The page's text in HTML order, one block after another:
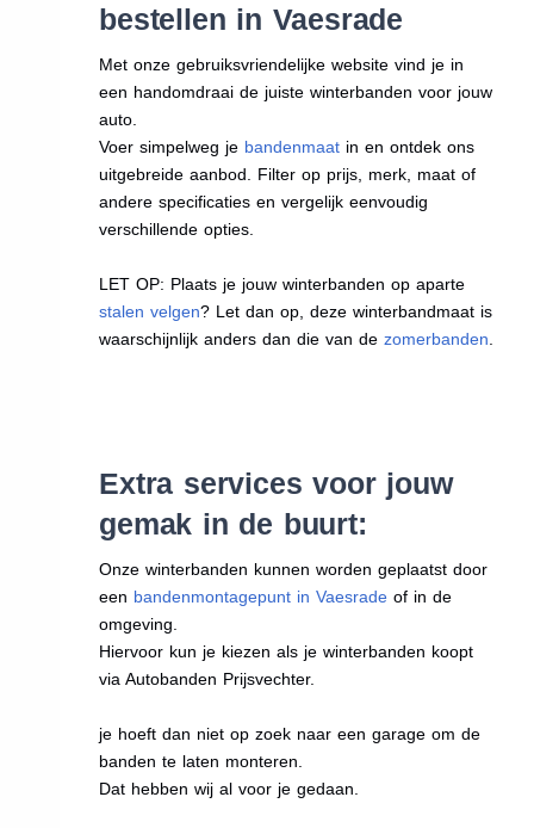
bestellen in Vaesrade
Met onze gebruiksvriendelijke website vind je in
een handomdraai de juiste winterbanden voor jouw
auto.
Voer simpelweg je bandenmaat in en ontdek ons
uitgebreide aanbod. Filter op prijs, merk, maat of
andere specificaties en vergelijk eenvoudig
verschillende opties.
LET OP: Plaats je jouw winterbanden op aparte
stalen velgen? Let dan op, deze winterbandmaat is
waarschijnlijk anders dan die van dezomerbanden
Extra services voor jouw
gemak in de buurt:
Onze winterbanden kunnen worden geplaatst door
een bandenmontagepunt in Vaesrade of in de
omgeving.
Hiervoor kun je kiezen als je winterbanden koopt
via Autobanden Prijsvechter.
je hoeft dan niet op zoek naar een garage om de
banden te laten monteren.
Dat hebben wij al voor je gedaan.